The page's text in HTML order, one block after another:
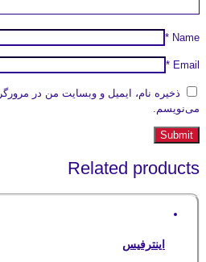
Name
*
Email
*
ذخیره نام، ایمیل و وبسایت من در
می‌نویسم.
Related products
اینترفیس